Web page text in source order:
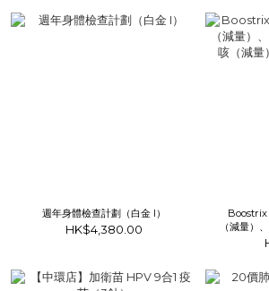
週年身體檢查計劃（白金 I）
HK$4,380.00
Boostrix
（減量）
（減